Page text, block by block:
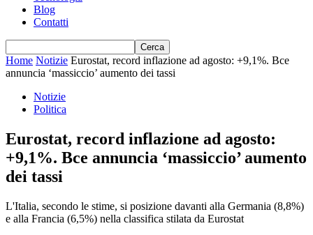
Blog
Contatti
Home Notizie Eurostat, record inflazione ad agosto: +9,1%. Bce
annuncia ‘massiccio’ aumento dei tassi
Notizie
Politica
Eurostat, record inflazione ad agosto:
+9,1%. Bce annuncia ‘massiccio’ aumento
dei tassi
L'Italia, secondo le stime, si posizione davanti alla Germania (8,8%)
e alla Francia (6,5%) nella classifica stilata da Eurostat